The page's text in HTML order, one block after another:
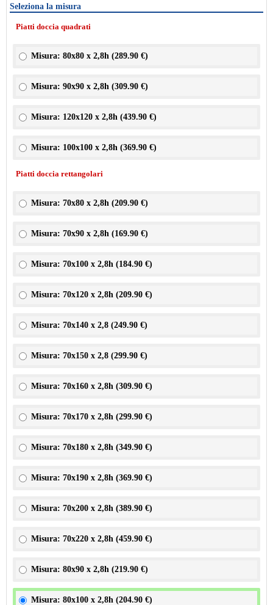
Seleziona la misura
Piatti doccia quadrati
Misura: 80x80 x 2,8h (289.90 €)
Misura: 90x90 x 2,8h (309.90 €)
Misura: 120x120 x 2,8h (439.90 €)
Misura: 100x100 x 2,8h (369.90 €)
Piatti doccia rettangolari
Misura: 70x80 x 2,8h (209.90 €)
Misura: 70x90 x 2,8h (169.90 €)
Misura: 70x100 x 2,8h (184.90 €)
Misura: 70x120 x 2,8h (209.90 €)
Misura: 70x140 x 2,8 (249.90 €)
Misura: 70x150 x 2,8 (299.90 €)
Misura: 70x160 x 2,8h (309.90 €)
Misura: 70x170 x 2,8h (299.90 €)
Misura: 70x180 x 2,8h (349.90 €)
Misura: 70x190 x 2,8h (369.90 €)
Misura: 70x200 x 2,8h (389.90 €)
Misura: 70x220 x 2,8h (459.90 €)
Misura: 80x90 x 2,8h (219.90 €)
Misura: 80x100 x 2,8h (204.90 €)